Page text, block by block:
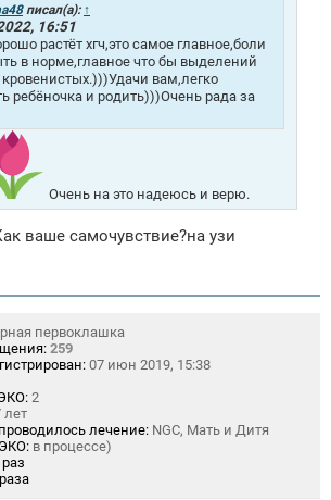
писал(а): ↑
16:51
растёт хгч,это самое главное,боли
в норме,главное что бы выделений
вам,легко
ребёночка и родить)))Очень рада за
Очень на это надеюсь и верю.
ваше самочувствие?на узи
первоклашка
259
07 июн 2019, 15:38
2
лет
лечение: NGC, Мать и Дитя
в процессе)